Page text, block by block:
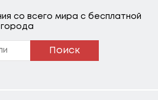
со всего мира с бесплатной
Поиск